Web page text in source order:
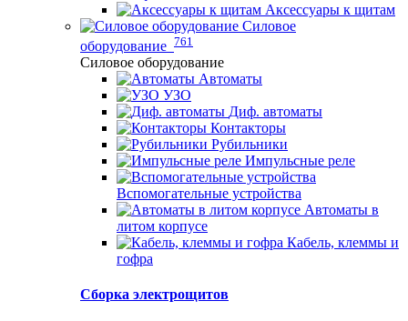
Аксессуары к щитам
Силовое
оборудование 761
Силовое оборудование
Автоматы
УЗО
Диф. автоматы
Контакторы
Рубильники
Импульсные реле
Вспомогательные устройства
Автоматы в
литом корпусе
Кабель, клеммы и
гофра
Сборка электрощитов